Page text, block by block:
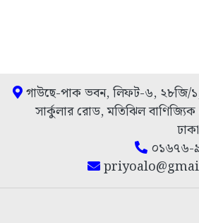
গাউছে-পাক ভবন, লিফট-৬, ২৮জি/
সার্কুলার রোড, মতিঝিল
০১৬৭৬-